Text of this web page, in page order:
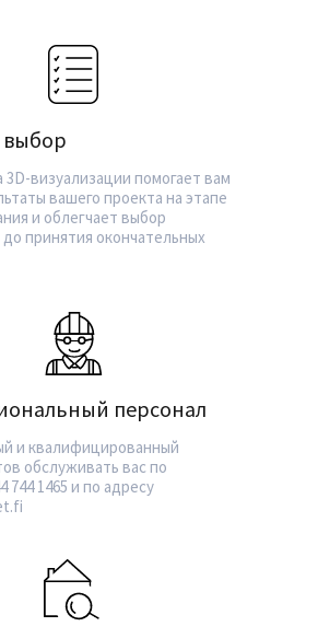
визуализации помогает вам
вашего проекта на этапе
и облегчает выбор
принятия окончательных
персонал
и квалифицированный
обслуживать вас по
744 1465 и по адресу